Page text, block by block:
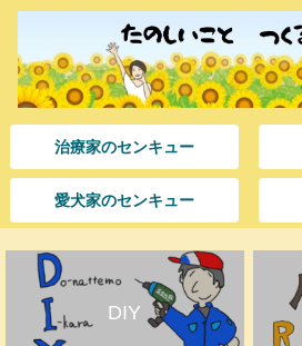
治療家のセンキュー
愛犬家のセンキュー
DIY